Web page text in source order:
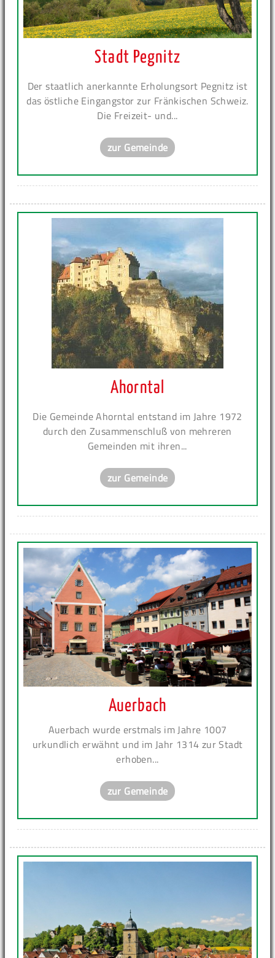
Stadt Pegnitz
Der staatlich anerkannte Erholungsort Pegnitz ist
das östliche Eingangstor zur Fränkischen Schweiz.
Die Freizeit- und...
zur Gemeinde
Ahorntal
Die Gemeinde Ahorntal entstand im Jahre 1972
durch den Zusammenschluß von mehreren
Gemeinden mit ihren...
zur Gemeinde
Auerbach
Auerbach wurde erstmals im Jahre 1007
urkundlich erwähnt und im Jahr 1314 zur Stadt
erhoben...
zur Gemeinde